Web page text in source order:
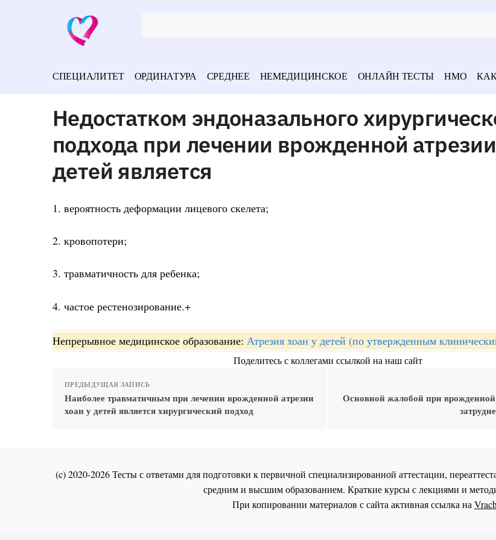
СПЕЦИАЛИТЕТ ОРДИНАТУРА СРЕДНЕЕ НЕМЕДИЦИНСКОЕ ОНЛАЙН ТЕСТЫ НМО
Недостатком эндоназального
подхода при лечении врожденной
детей является
1. вероятность деформации лицевого скелета;
2. кровопотери;
3. травматичность для ребенка;
4. частое рестенозирование.+
Непрерывное медицинское образование: Атрезия хоан у детей (по утвержденным
Поделитесь с коллегами ссылкой на наш сайт
ПРЕДЫДУЩАЯ ЗАПИСЬ
Наиболее травматичным при лечении врожденной атрезии
хоан у детей является хирургический подход
Основной жалобой при врожденной
(c) 2020-2026 Тесты с ответами для подготовки к первичной специализированной аттестации,
средним и высшим образованием. Краткие курсы с лекциями и
При копировании материалов с сайта активная ссылка на